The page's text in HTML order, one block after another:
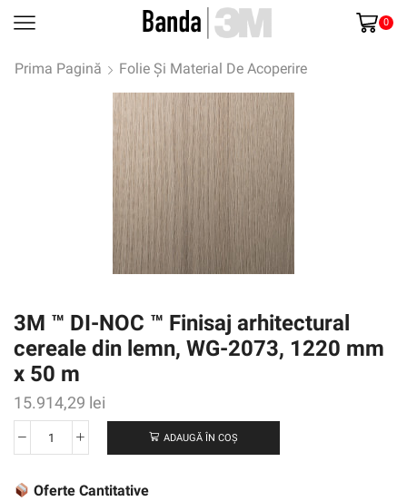
0
Prima Pagină Folie Și Material De Acoperire
3M ™ DI-NOC ™ Finisaj arhitectural
cereale din lemn, WG-2073, 1220 mm
x 50 m
15.914,29 lei
Cantitate
™
ADAUGĂ ÎN COȘ
Oferte Cantitative